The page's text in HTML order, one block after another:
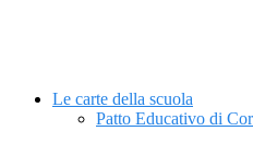
Le carte della scuola
Patto Educativo di